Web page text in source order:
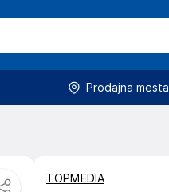
Prodajna mesta
TOPMEDIA